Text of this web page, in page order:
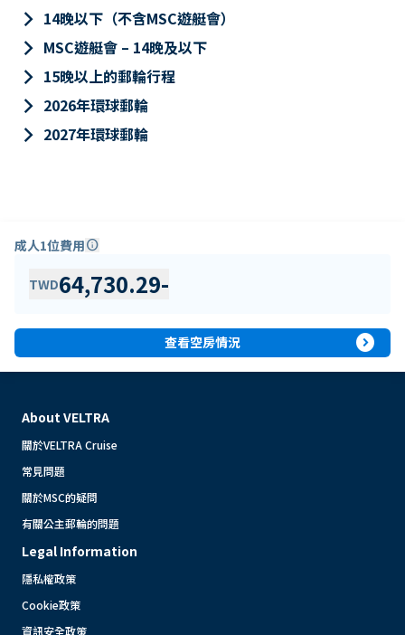
keyboard_arrow_right 14晚以下（不含MSC遊艇會）
keyboard_arrow_right MSC遊艇會 – 14晚及以下
keyboard_arrow_right 15晚以上的郵輪行程
keyboard_arrow_right 2026年環球郵輪
keyboard_arrow_right 2027年環球郵輪
成人1位費用info
TWD64,730.29-
查看空房情況 expand_circle_right
About VELTRA
關於VELTRA Cruise
常見問題
關於MSC的疑問
有關公主郵輪的問題
Legal Information
隱私權政策
Cookie政策
資訊安全政策